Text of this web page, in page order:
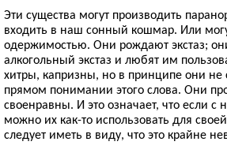
Эти существа могут производить
входить в наш сонный кошмар. Или
одержимостью. Они рождают экстаз;
алкогольный экстаз и любят им
хитры, капризны, но в принципе они не
прямом понимании этого слова. Они
своенравны. И это означает, что если с
можно их как-то использовать для
следует иметь в виду, что это крайне